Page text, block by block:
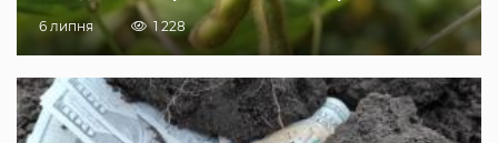
6 липня 1 228